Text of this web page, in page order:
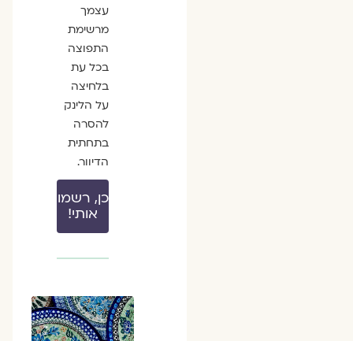
עצמך
מרשימת
התפוצה
בכל עת
בלחיצה
על הלינק
להסרה
בתחתית
הדיוור.
כן, רשמו
אותי!